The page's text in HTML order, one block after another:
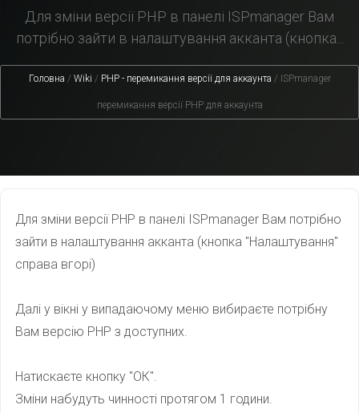
Для зміни версії PHP в панелі ISPmanager Вам
потрібно зайти в налаштування акканта (кнопка...
Головна / Wiki / PHP - перемикання версії для аккаунта / ISPmanager
перемикання версії PHP для аккаунта
Для зміни версії PHP в панелі ISPmanager Вам потрібно
зайти в налаштування акканта (кнопка "Налаштування"
справа вгорі)
Далі у вікні у випадаючому меню вибираєте потрібну
Вам версію PHP з доступних.
Натискаєте кнопку "ОК".
Зміни набудуть чинності протягом 1 години.